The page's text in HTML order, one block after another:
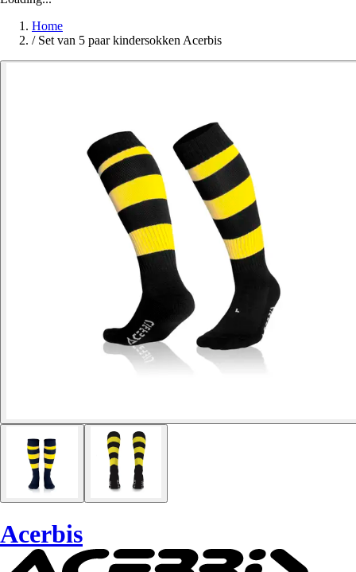
Home
/ Set van 5 paar kindersokken Acerbis
Acerbis